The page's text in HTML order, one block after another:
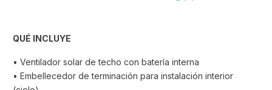
QUÉ INCLUYE
• Ventilador solar de techo con batería interna
• Embellecedor de terminación para instalación interior